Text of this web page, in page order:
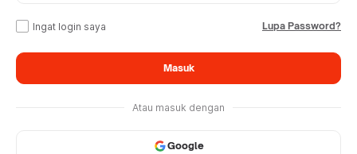
Ingat login saya Lupa Password?
Masuk
Atau masuk dengan
Google